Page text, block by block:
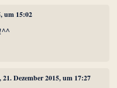
um 15:02
, 21. Dezember 2015, um 17:27